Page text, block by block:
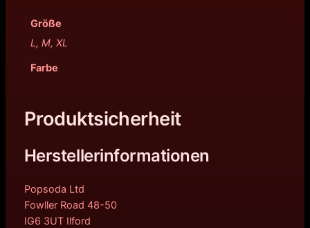
,
0
Größe
L, M, XL
Farbe
Produktsicherheit
Herstellerinformationen
Popsoda Ltd
Fowller Road 48-50
IG6 3UT Ilford